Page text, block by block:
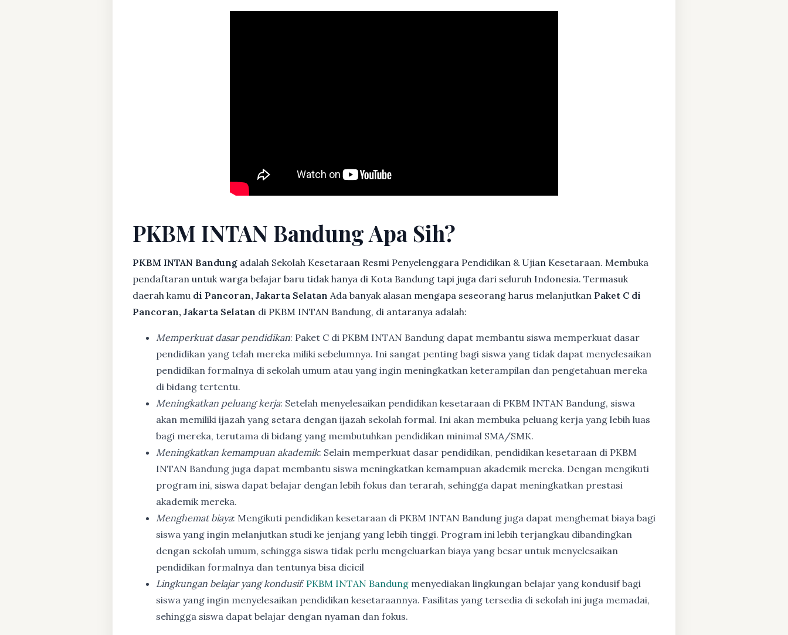
PKBM INTAN Bandung Apa Sih?
PKBM INTAN Bandung adalah Sekolah Kesetaraan Resmi Penyelenggara Pendidikan & Ujian Kesetaraan. Membuka
pendaftaran untuk warga belajar baru tidak hanya di Kota Bandung tapi juga dari seluruh Indonesia. Termasuk
daerah kamu di Pancoran, Jakarta Selatan Ada banyak alasan mengapa seseorang harus melanjutkan Paket C di
Pancoran, Jakarta Selatan di PKBM INTAN Bandung, di antaranya adalah:
Memperkuat dasar pendidikan: Paket C di PKBM INTAN Bandung dapat membantu siswa memperkuat dasar
pendidikan yang telah mereka miliki sebelumnya. Ini sangat penting bagi siswa yang tidak dapat menyelesaikan
pendidikan formalnya di sekolah umum atau yang ingin meningkatkan keterampilan dan pengetahuan mereka
di bidang tertentu.
Meningkatkan peluang kerja: Setelah menyelesaikan pendidikan kesetaraan di PKBM INTAN Bandung, siswa
akan memiliki ijazah yang setara dengan ijazah sekolah formal. Ini akan membuka peluang kerja yang lebih luas
bagi mereka, terutama di bidang yang membutuhkan pendidikan minimal SMA/SMK.
Meningkatkan kemampuan akademik: Selain memperkuat dasar pendidikan, pendidikan kesetaraan di PKBM
INTAN Bandung juga dapat membantu siswa meningkatkan kemampuan akademik mereka. Dengan mengikuti
program ini, siswa dapat belajar dengan lebih fokus dan terarah, sehingga dapat meningkatkan prestasi
akademik mereka.
Menghemat biaya: Mengikuti pendidikan kesetaraan di PKBM INTAN Bandung juga dapat menghemat biaya bagi
siswa yang ingin melanjutkan studi ke jenjang yang lebih tinggi. Program ini lebih terjangkau dibandingkan
dengan sekolah umum, sehingga siswa tidak perlu mengeluarkan biaya yang besar untuk menyelesaikan
pendidikan formalnya dan tentunya bisa dicicil
Lingkungan belajar yang kondusif: PKBM INTAN Bandung menyediakan lingkungan belajar yang kondusif bagi
siswa yang ingin menyelesaikan pendidikan kesetaraannya. Fasilitas yang tersedia di sekolah ini juga memadai,
sehingga siswa dapat belajar dengan nyaman dan fokus.